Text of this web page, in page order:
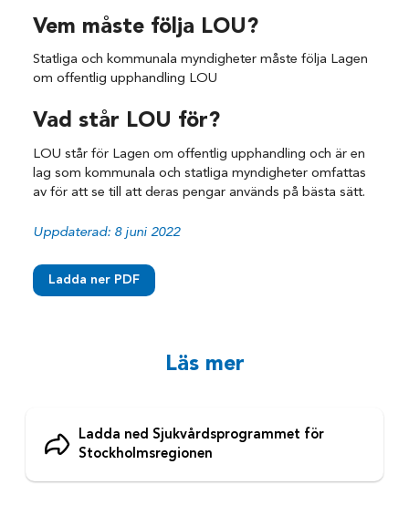
Vem måste följa LOU?
Statliga och kommunala myndigheter måste följa Lagen
om offentlig upphandling LOU
Vad står LOU för?
LOU står för Lagen om offentlig upphandling och är en
lag som kommunala och statliga myndigheter omfattas
av för att se till att deras pengar används på bästa sätt.
Uppdaterad: 8 juni 2022
Ladda ner PDF
Läs mer
Ladda ned Sjukvårdsprogrammet för
Stockholmsregionen